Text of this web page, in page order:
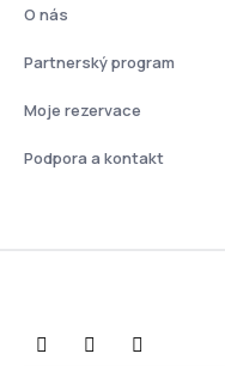
O nás
Partnerský program
Moje rezervace
Podpora a kontakt